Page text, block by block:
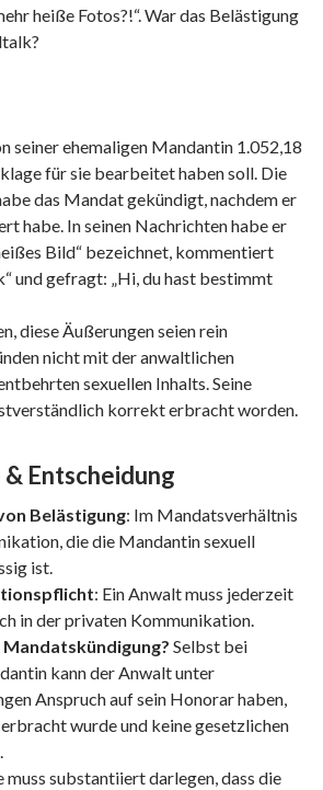
heiße Fotos?!“. War das Belästigung
seiner ehemaligen Mandantin 1.052,18
für sie bearbeitet haben soll. Die
das Mandat gekündigt, nachdem er
habe. In seinen Nachrichten habe er
Bild“ bezeichnet, kommentiert
und gefragt: „Hi, du hast bestimmt
diese Äußerungen seien rein
nicht mit der anwaltlichen
sexuellen Inhalts. Seine
korrekt erbracht worden.
Entscheidung
Belästigung: Im Mandatsverhältnis
die die Mandantin sexuell
ist.
: Ein Anwalt muss jederzeit
in der privaten Kommunikation.
Selbst bei
kann der Anwalt unter
Anspruch auf sein Honorar haben,
wurde und keine gesetzlichen
muss substantiiert darlegen, dass die